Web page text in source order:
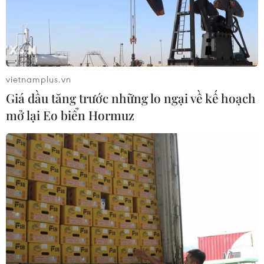
06/07/2014 02:47
Messi
05/07/2014 22:36
Bàn thắng tuyệt đẹp của
Hummels giúp Đức loại
Pháp
04/07/2014 22:50
Trích đoạn trận chiến
"kinh hoàng" Đức-Pháp ở
Espana'82
04/07/2014 04:17
vietnamplus.vn
Giá dầu tăng trước những lo ngại về kế hoạch
mở lại Eo biển Hormuz